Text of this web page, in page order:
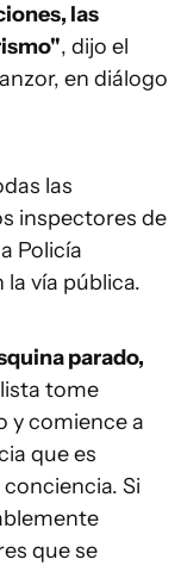
las
, dijo el
en diálogo
las
inspectores de
Policía
vía pública.
parado,
tome
y comience a
que es
Si
que se